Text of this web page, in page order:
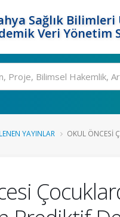
Sağlık
Veri Yönetim
YAYINLAR OKUL ÖNCESI